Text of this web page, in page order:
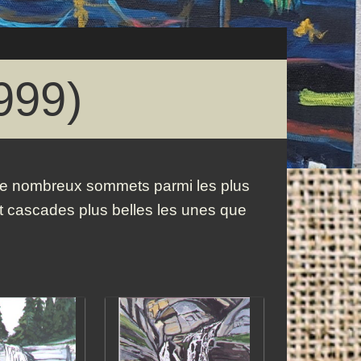
nombreux sommets parmi les plus
cascades plus belles les unes que